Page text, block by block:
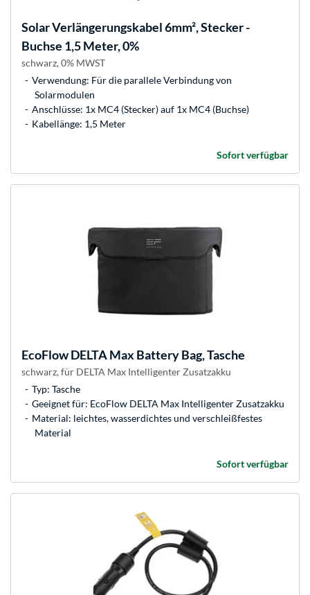
Solar Verlängerungskabel 6mm², Stecker -
Buchse 1,5 Meter, 0%
schwarz, 0% MWST
Verwendung: Für die parallele Verbindung von
Solarmodulen
Anschlüsse: 1x MC4 (Stecker) auf 1x MC4 (Buchse)
Kabellänge: 1,5 Meter
Sofort verfügbar
EcoFlowDELTA Max Battery Bag, Tasche
schwarz, für DELTA Max Intelligenter Zusatzakku
Typ: Tasche
Geeignet für: EcoFlow DELTA Max Intelligenter Zusatzakku
Material: leichtes, wasserdichtes und verschleißfestes
Material
Sofort verfügbar